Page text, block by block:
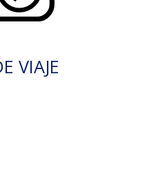
VIAJE